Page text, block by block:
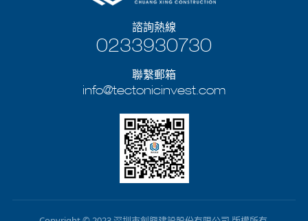
諮詢熱線
0233930730
聯繫郵箱
info@tectonicinvest.com